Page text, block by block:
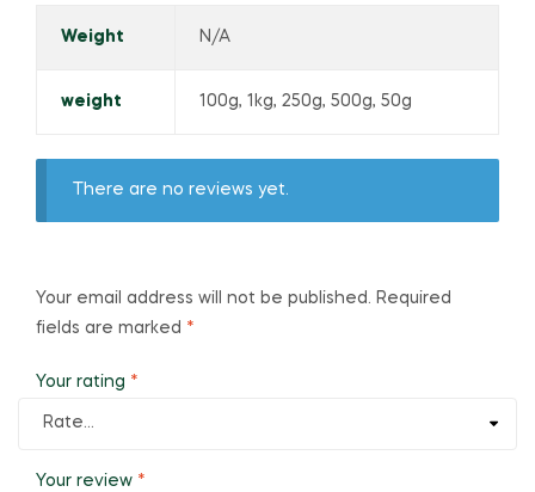
Weight N/A
weight 100g, 1kg, 250g, 500g, 50g
There are no reviews yet.
Your email address will not be published. Required
fields are marked *
Your rating *
Your review *